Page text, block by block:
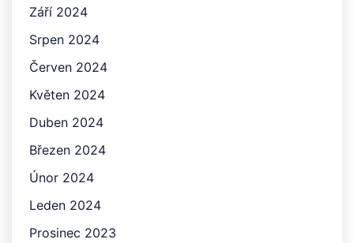
Září 2024
Srpen 2024
Červen 2024
Květen 2024
Duben 2024
Březen 2024
Únor 2024
Leden 2024
Prosinec 2023